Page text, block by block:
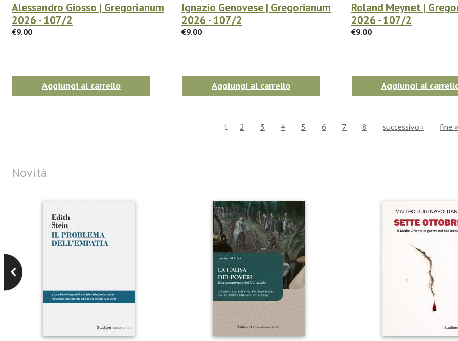
Alessandro Giosso | Gregorianum
2026 - 107/2
€9.00
Aggiungi al carrello
Ignazio Genovese | Gregorianum
2026 - 107/2
€9.00
Aggiungi al carrello
Roland Meynet |
2026 - 107/2
€9.00
Aggiungi al
1 2 3 4 5 6 7 8 successivo › fine »
Novità